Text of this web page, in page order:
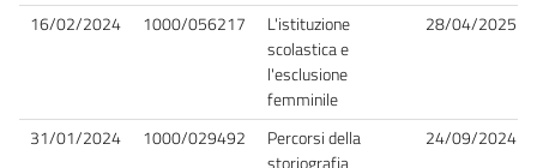
16/02/2024 1000/056217
L'istituzione
scolastica e
l'esclusione
femminile
28/04/2025
31/01/2024 1000/029492
Percorsi della
24/09/2024